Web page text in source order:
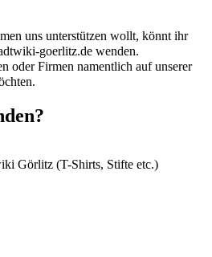
uns unterstützen wollt, könnt ihr
goerlitz.de wenden.
oder Firmen namentlich auf unserer
Görlitz (T-Shirts, Stifte etc.)